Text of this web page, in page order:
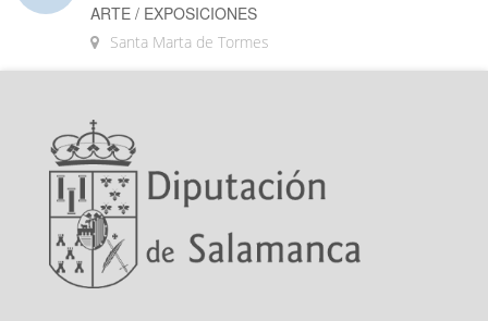
ARTE / EXPOSICIONES
Santa Marta de Tormes